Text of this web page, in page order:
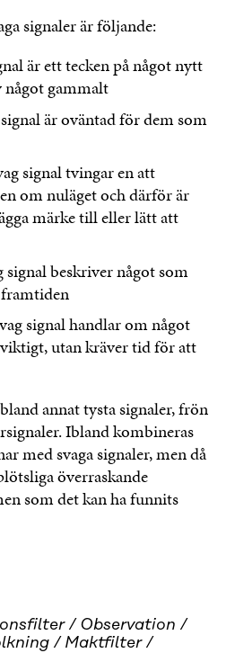
signaler är följande:
är ett tecken på något nytt
något gammalt
är oväntad för dem som
signal tvingar en att
om nuläget och därför är
märke till eller lätt att
signal beskriver något som
signal handlar om något
utan kräver tid för att
annat tysta signaler, frön
Ibland kombineras
med svaga signaler, men då
överraskande
som det kan ha funnits
/ Observation /
/ Maktfilter /